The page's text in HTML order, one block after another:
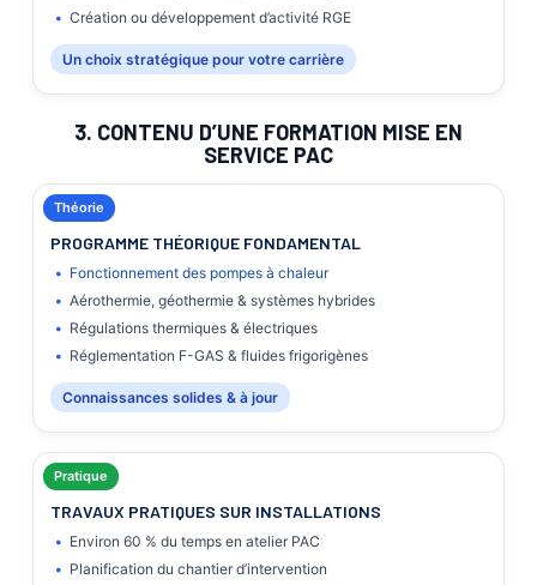
Création ou développement d’activité RGE
Un choix stratégique pour votre carrière
3. CONTENU D’UNE FORMATION MISE EN
SERVICE PAC
Théorie
PROGRAMME THÉORIQUE FONDAMENTAL
Fonctionnement des pompes à chaleur
Aérothermie, géothermie & systèmes hybrides
Régulations thermiques & électriques
Réglementation F-GAS & fluides frigorigènes
Connaissances solides & à jour
Pratique
TRAVAUX PRATIQUES SUR INSTALLATIONS
Environ 60 % du temps en atelier PAC
Planification du chantier d’intervention